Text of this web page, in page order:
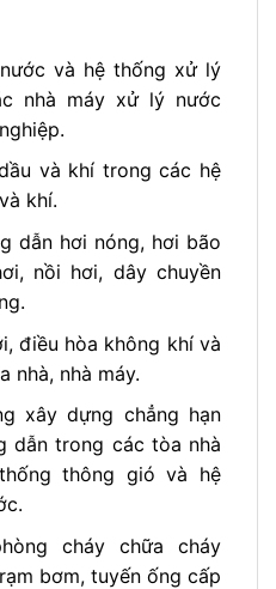
và hệ thống xử lý
nhà máy xử lý nước
và khí trong các hệ
khí.
dẫn hơi nóng, hơi bão
nồi hơi, dây chuyền
điều hòa không khí và
nhà, nhà máy.
xây dựng chẳng hạn
dẫn trong các tòa nhà
thông gió và hệ
cháy chữa cháy
bơm, tuyến ống cấp